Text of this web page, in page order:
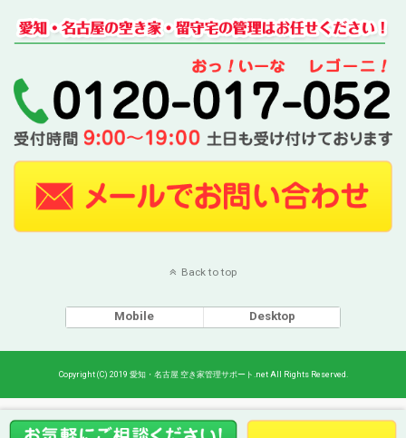
Back to top
Mobile Desktop
Copyright (C) 2019 愛知・名古屋 空き家管理サポート.net All Rights Reserved.